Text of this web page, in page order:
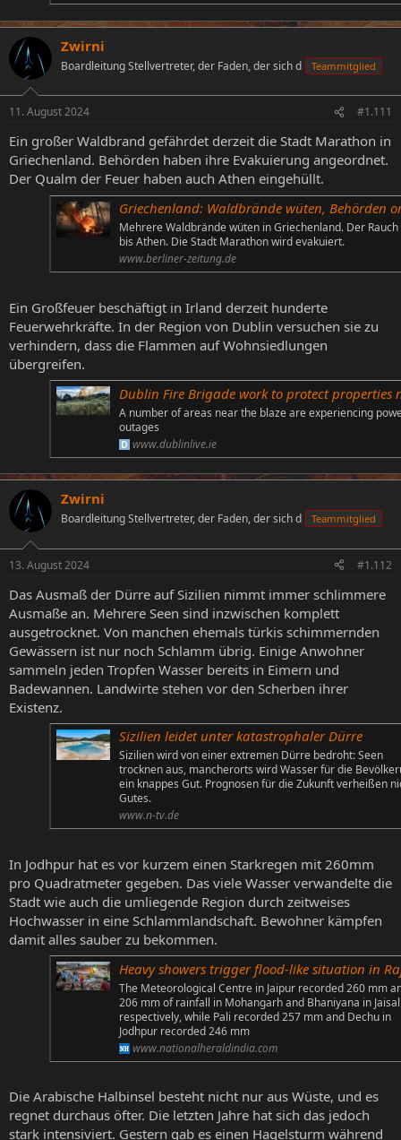
Zwirni
Boardleitung Stellvertreter, der Faden, der sich d Teammitglied
11. August 2024 #1.111
Ein großer Waldbrand gefährdet derzeit die Stadt Marathon in
Griechenland. Behörden haben ihre Evakuierung angeordnet.
Der Qualm der Feuer haben auch Athen eingehüllt.
Griechenland: Waldbrände wüten, Behörden ordnen Evakuierung der Stadt
Mehrere Waldbrände wüten in Griechenland. Der
bis Athen. Die Stadt Marathon wird evakuiert.
www.berliner-zeitung.de
Ein Großfeuer beschäftigt in Irland derzeit hunderte
Feuerwehrkräfte. In der Region von Dublin versuchen sie zu
verhindern, dass die Flammen auf Wohnsiedlungen
übergreifen.
Dublin Fire Brigade work to protect properties near mountain gorse
A number of areas near the blaze are experiencing
outages
www.dublinlive.ie
Zwirni
Boardleitung Stellvertreter, der Faden, der sich d Teammitglied
13. August 2024 #1.112
Das Ausmaß der Dürre auf Sizilien nimmt immer schlimmere
Ausmaße an. Mehrere Seen sind inzwischen komplett
ausgetrocknet. Von manchen ehemals türkis schimmernden
Gewässern ist nur noch Schlamm übrig. Einige Anwohner
sammeln jeden Tropfen Wasser bereits in Eimern und
Badewannen. Landwirte stehen vor den Scherben ihrer
Existenz.
Sizilien leidet unter katastrophaler Dürre
Sizilien wird von einer extremen Dürre bedroht: Seen
trocknen aus, mancherorts wird Wasser für die
ein knappes Gut. Prognosen für die Zukunft verheißen
Gutes.
www.n-tv.de
In Jodhpur hat es vor kurzem einen Starkregen mit 260mm
pro Quadratmeter gegeben. Das viele Wasser verwandelte die
Stadt wie auch die umliegende Region durch zeitweises
Hochwasser in eine Schlammlandschaft. Bewohner kämpfen
damit alles sauber zu bekommen.
Heavy showers trigger flood-like situation in Rajasthan's Jaisalmer, Pali,
The Meteorological Centre in Jaipur recorded 260 mm
206 mm of rainfall in Mohangarh and Bhaniyana in
respectively, while Pali recorded 257 mm and Dechu in
Jodhpur recorded 246 mm
www.nationalheraldindia.com
Die Arabische Halbinsel besteht nicht nur aus Wüste, und es
regnet durchaus öfter. Die letzten Jahre hat sich das jedoch
stark intensiviert. Gestern gab es einen Hagelsturm während